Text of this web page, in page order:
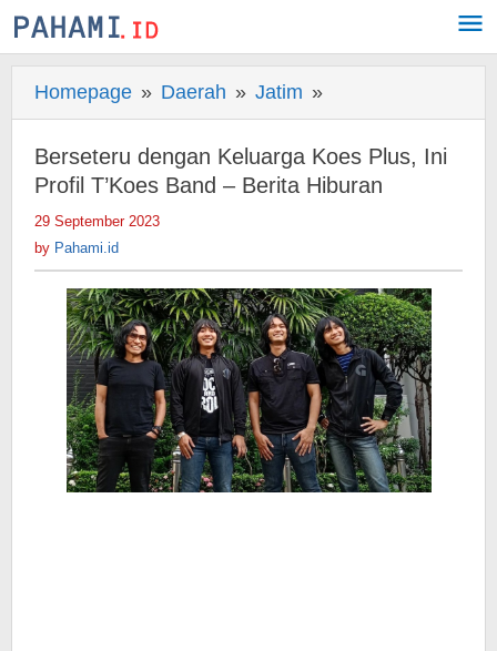
Skip
to
Homepage » Daerah » Jatim »
dengan
Keluarga
Koes
Profil
T'Koes
Band
Berita
Hiburan
Berseteru dengan Keluarga Koes Plus, Ini
Profil T’Koes Band – Berita Hiburan
29 September 2023
by Pahami.id